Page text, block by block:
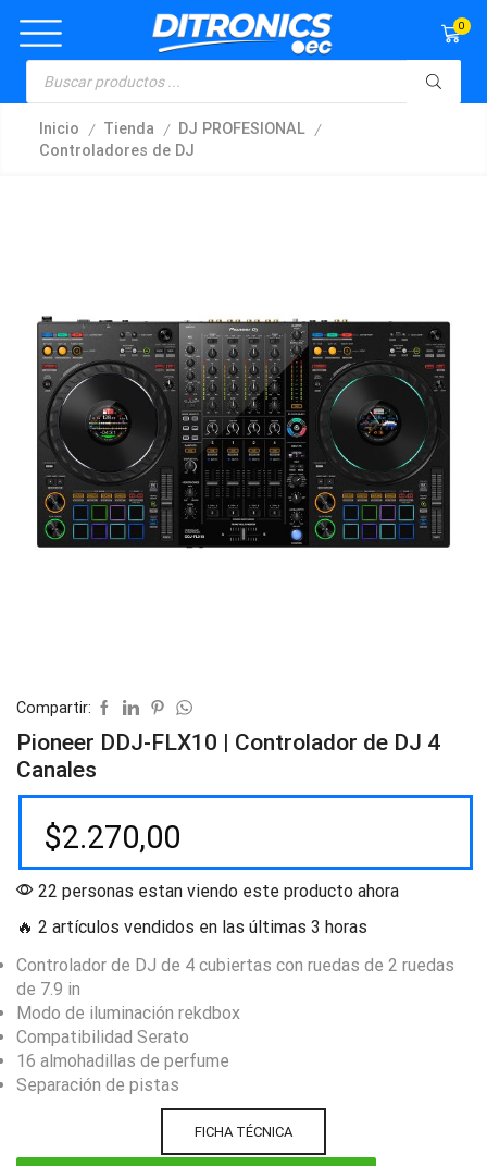
0
Inicio / Tienda / DJ PROFESIONAL /
Controladores de DJ
Compartir:
Pioneer DDJ-FLX10 | Controlador de DJ 4
Canales
$2.270,00
22 personas estan viendo este producto ahora
🔥 2 artículos vendidos en las últimas 3 horas
Controlador de DJ de 4 cubiertas con ruedas de 2 ruedas
de 7.9 in
Modo de iluminación rekdbox
Compatibilidad Serato
16 almohadillas de perfume
Separación de pistas
FICHA TÉCNICA